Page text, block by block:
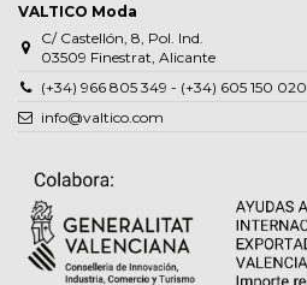
VALTICO Moda
C/ Castellón, 8, Pol. Ind.
03509 Finestrat, Alicante
(+34) 966 805 349 - (+34) 605 150 020
info@valtico.com